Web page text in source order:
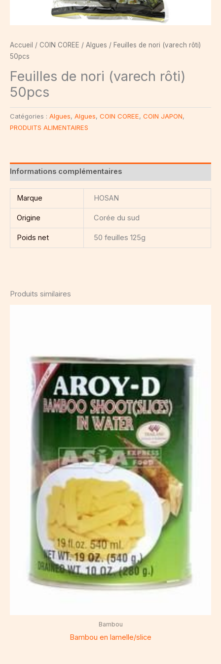
Accueil / COIN COREE / Algues / Feuilles de nori (varech rôti)
50pcs
Feuilles de nori (varech rôti)
50pcs
Catégories : Algues, Algues, COIN COREE, COIN JAPON,
PRODUITS ALIMENTAIRES
Informations complémentaires
Marque HOSAN
Origine Corée du sud
Poids net 50 feuilles 125g
Produits similaires
Bambou
Bambou en lamelle/slice